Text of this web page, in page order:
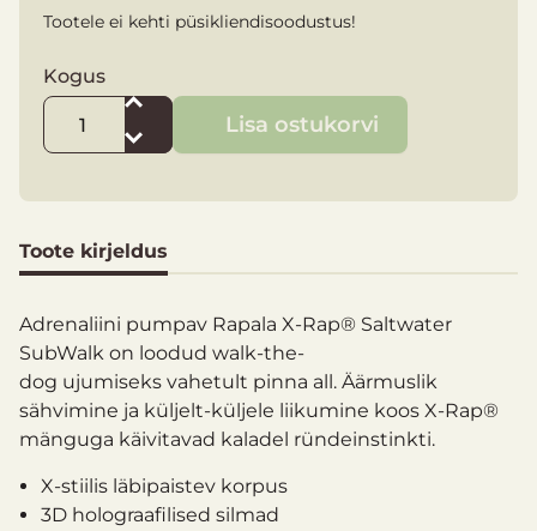
Tootele ei kehti püsikliendisoodustus!
Kogus
Lisa ostukorvi
Toote kirjeldus
Adrenaliini pumpav Rapala X-Rap® Saltwater
SubWalk on loodud walk-the-
dog ujumiseks vahetult pinna all. Äärmuslik
sähvimine ja küljelt-küljele liikumine koos X-Rap®
mänguga käivitavad kaladel ründeinstinkti.
X-stiilis läbipaistev korpus
3D holograafilised silmad